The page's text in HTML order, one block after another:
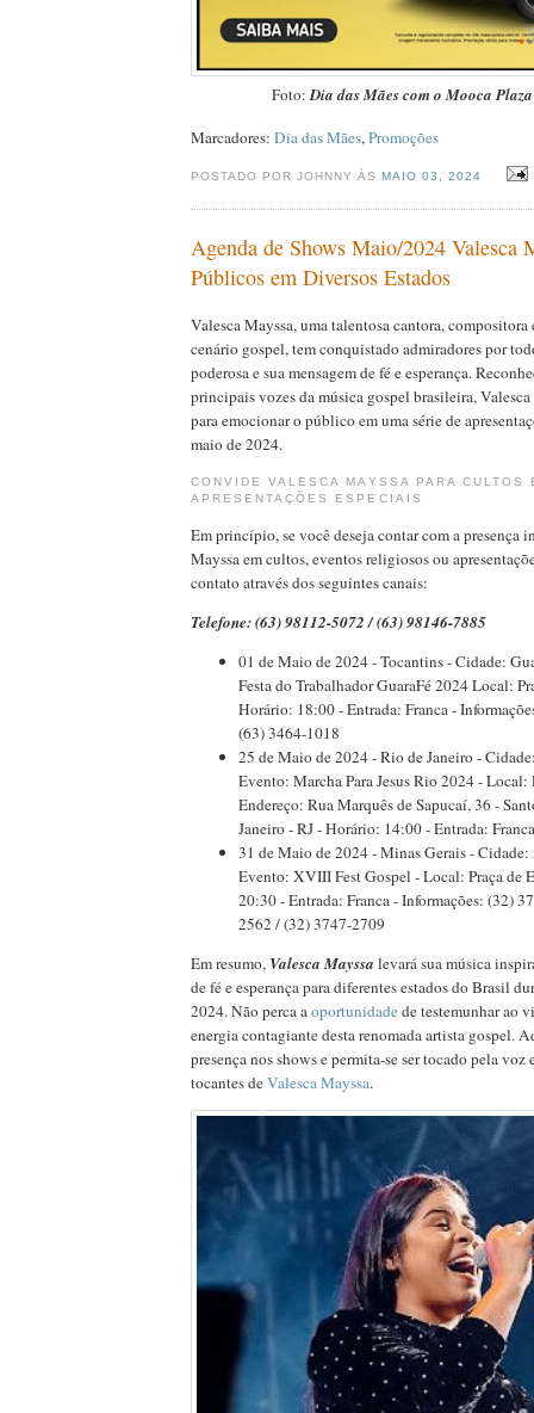
Foto:Dia das Mães com o Mooca
Marcadores: Dia das Mães,Promoções
POSTADO POR JOHNNY ÀSMAIO 03, 2024
Agenda de Shows Maio/2024 Valesca
Públicos em Diversos Estados
Valesca Mayssa, uma talentosa cantora,
cenário gospel, tem conquistado admiradores por
poderosa e sua mensagem de fé e esperança.
principais vozes da música gospel brasileira,
para emocionar o público em uma série de
maio de 2024.
CONVIDE VALESCA MAYSSA PARA CULTOS
APRESENTAÇÕES ESPECIAIS
Em princípio, se você deseja contar com a presença
Mayssa em cultos, eventos religiosos ou
contato através dos seguintes canais:
Telefone: (63) 98112-5072 / (63) 98146-7885
01 de Maio de 2024 - Tocantins - Cidade:
Festa do Trabalhador GuaraFé 2024 Local:
Horário: 18:00 - Entrada: Franca -
(63) 3464-1018
25 de Maio de 2024 - Rio de Janeiro -
Evento: Marcha Para Jesus Rio 2024 - Local:
Endereço: Rua Marquês de Sapucaí, 36 -
Janeiro - RJ - Horário: 14:00 - Entrada: Franca
31 de Maio de 2024 - Minas Gerais -
Evento: XVIII Fest Gospel - Local: Praça de
20:30 - Entrada: Franca - Informações: (32)
2562 / (32) 3747-2709
Em resumo, Valesca Mayssa levará sua música
de fé e esperança para diferentes estados do Brasil
2024. Não perca aoportunidadede testemunhar ao
energia contagiante desta renomada artista gospel.
presença nos shows e permita-se ser tocado pela voz
tocantes deValesca Mayssa.